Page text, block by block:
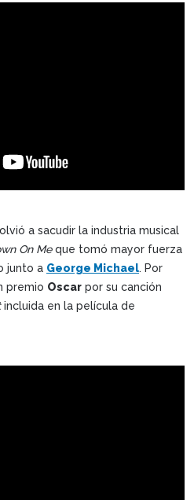
a sacudir la industria musical
On Meque tomó mayor fuerza
junto a George Michael. Por
premio Oscar por su canción
incluida en la película de